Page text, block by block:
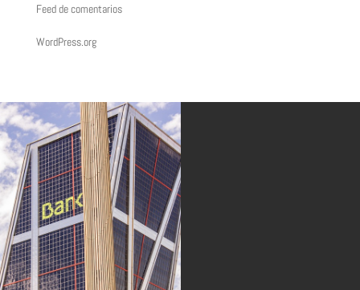
Feed de comentarios
WordPress.org